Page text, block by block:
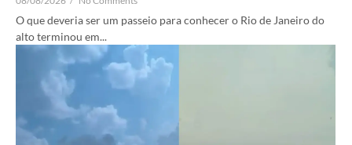
O que deveria ser um passeio para conhecer o Rio de Janeiro do
alto terminou em...